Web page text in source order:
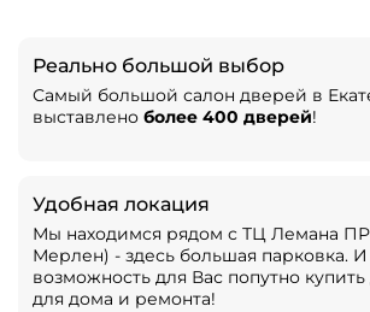
Реально большой выбор
Самый большой салон дверей в
выставлено более 400 дверей!
Удобная локация
Мы находимся рядом с ТЦ Лемана
Мерлен) - здесь большая парковка. И
возможность для Вас попутно
для дома и ремонта!